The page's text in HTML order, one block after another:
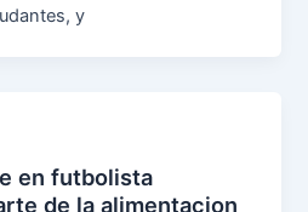
y
en futbolista
de la alimentacion